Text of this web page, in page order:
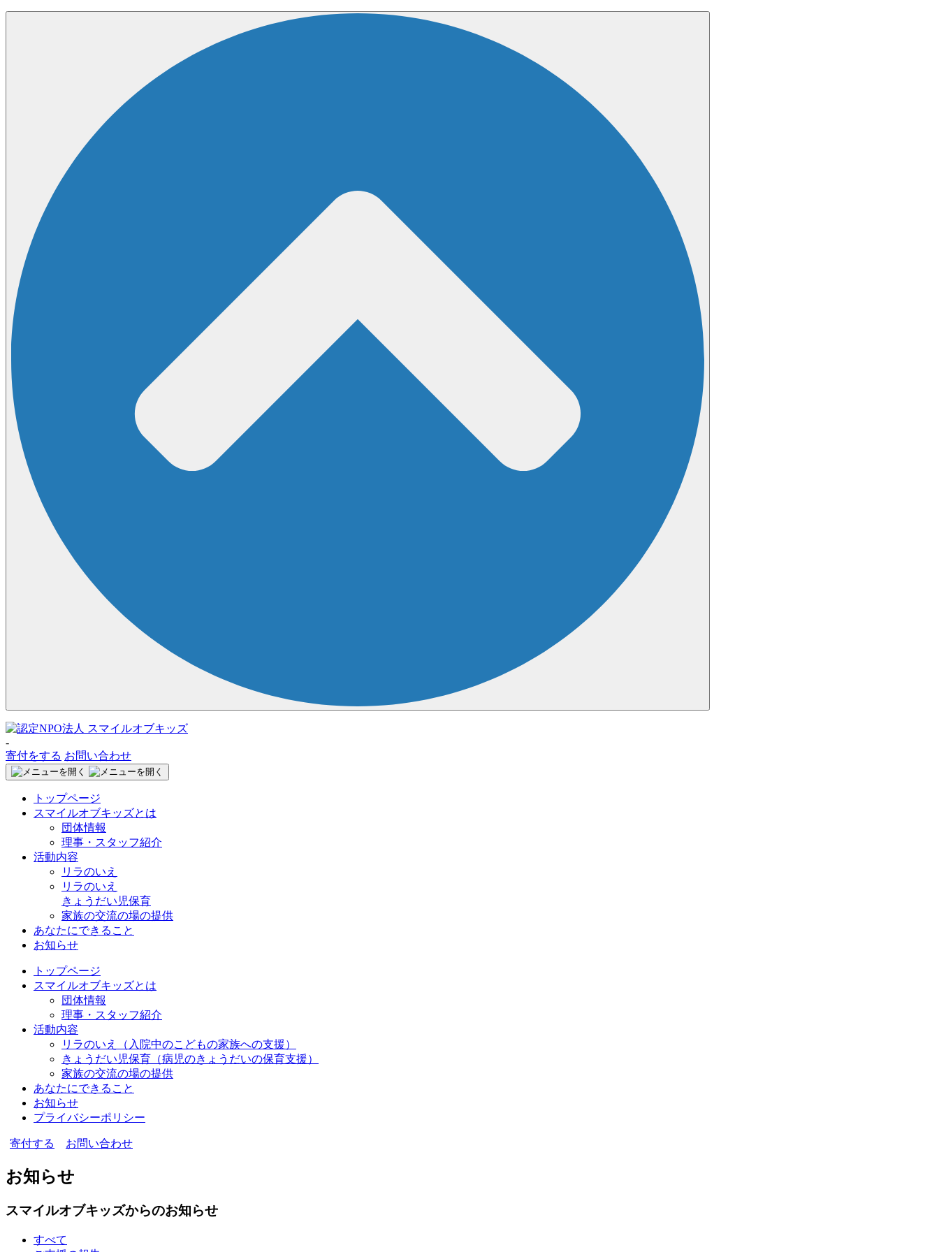
-
寄付をする お問い合わせ
トップページ
スマイルオブキッズとは
団体情報
理事・スタッフ紹介
活動内容
リラのいえ
リラのいえ
きょうだい児保育
家族の交流の場の提供
あなたにできること
お知らせ
トップページ
スマイルオブキッズとは
団体情報
理事・スタッフ紹介
活動内容
リラのいえ
（入院中のこどもの家族への支援）
きょうだい児保育 （病児のきょうだいの保育支援）
家族の交流の場の提供
あなたにできること
お知らせ
プライバシーポリシー
寄付する お問い合わせ
お知らせ
スマイルオブキッズからのお知らせ
すべて